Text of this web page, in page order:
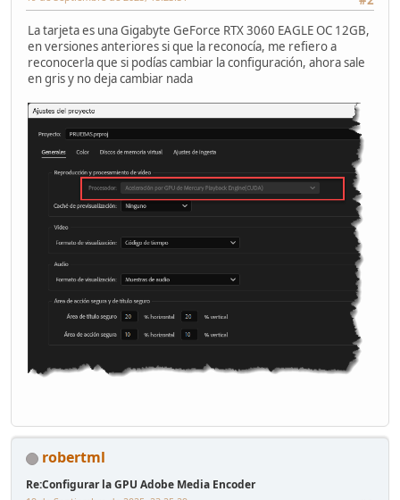
La tarjeta es una Gigabyte GeForce RTX 3060 EAGLE OC 12GB,
en versiones anteriores si que la reconocía, me refiero a
reconocerla que si podías cambiar la configuración, ahora sale
en gris y no deja cambiar nada
robertml
Re:Configurar la GPU Adobe Media Encoder